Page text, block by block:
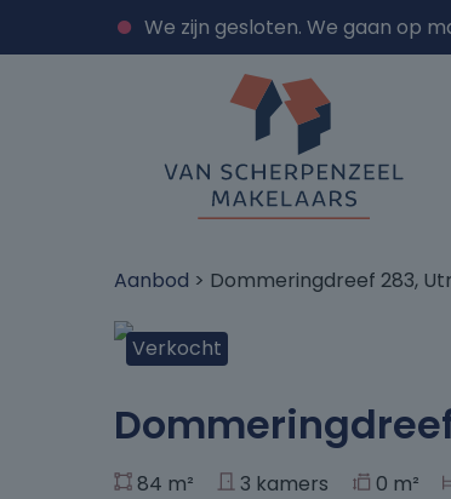
We zijn gesloten. We gaan op
Aanbod > Dommeringdreef 283,
Verkocht
84 m² 3 kamers 0 m²